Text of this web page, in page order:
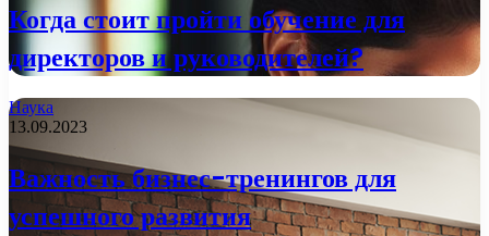
Когда стоит пройти обучение для
директоров и руководителей?
Наука
13.09.2023
Важность бизнес-тренингов для
успешного развития